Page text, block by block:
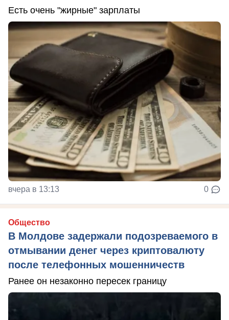
Есть очень "жирные" зарплаты
вчера в 13:13 0
Общество
В Молдове задержали подозреваемого в
отмывании денег через криптовалюту
после телефонных мошенничеств
Ранее он незаконно пересек границу